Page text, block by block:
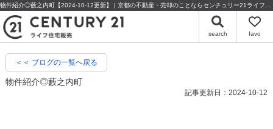
search favo
＜＜ ブログの一覧へ戻る
物件紹介◎藪之内町
記事更新日：2024-10-12